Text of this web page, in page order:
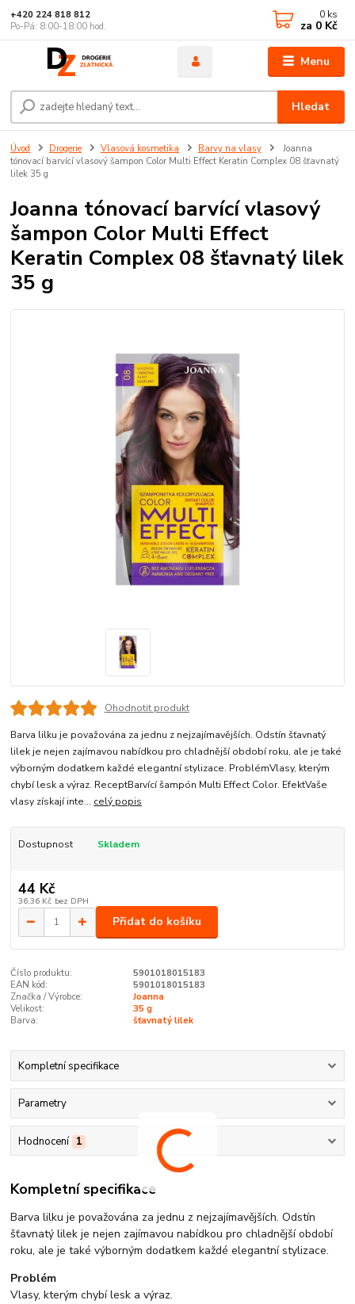
Menu
Hledat
+420 224 818 812
Po-Pá: 8:00-18:00 hod.
0 ks
za 0 Kč
Úvod Drogerie Vlasová kosmetika Barvy na vlasy
Joanna
tónovací barvící vlasový šampon Color Multi Effect Keratin Complex 08 šťavnatý
lilek 35 g
Joanna tónovací barvící vlasový
šampon Color Multi Effect
Keratin Complex 08 šťavnatý lilek
35 g
Ohodnotit produkt
Barva lilku je považována za jednu z nejzajímavějších. Odstín šťavnatý
lilek je nejen zajímavou nabídkou pro chladnější období roku, ale je také
výborným dodatkem každé elegantní stylizace. ProblémVlasy, kterým
chybí lesk a výraz. ReceptBarvící šampón Multi Effect Color. EfektVaše
vlasy získají inte... celý popis
Dostupnost Skladem
44 Kč
36,36 Kč bez DPH
Přidat do košíku
Číslo produktu:
5901018015183
EAN kód:
5901018015183
Značka / Výrobce:
Joanna
Velikost:
35 g
Barva:
šťavnatý lilek
Kompletní specifikace
Parametry
Hodnocení 1
Kompletní specifikace
Barva lilku je považována za jednu z nejzajímavějších. Odstín
šťavnatý lilek je nejen zajímavou nabídkou pro chladnější období
roku, ale je také výborným dodatkem každé elegantní stylizace.
Problém
Vlasy, kterým chybí lesk a výraz.